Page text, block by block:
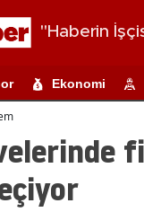
"Haberin
Ekonomi